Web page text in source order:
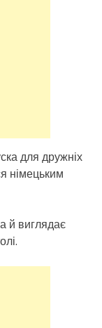
для дружніх
німецьким
й виглядає